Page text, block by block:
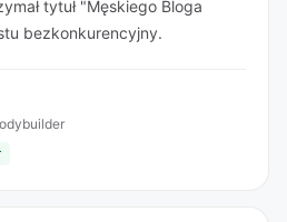
tytuł "Męskiego Bloga
bezkonkurencyjny.